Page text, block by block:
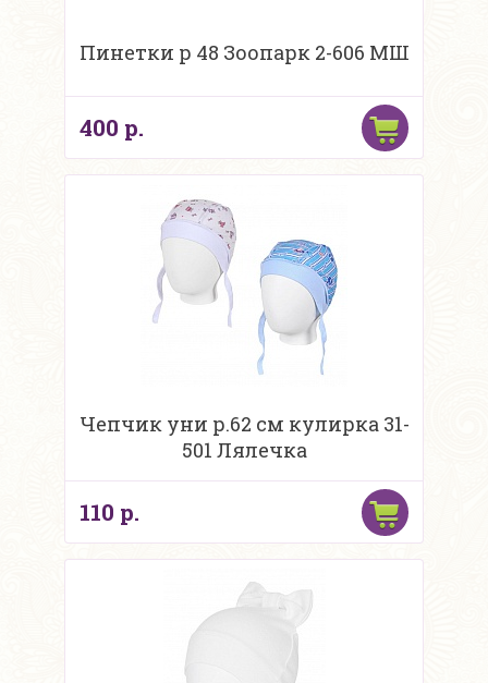
Пинетки р 48 Зоопарк 2-606 МШ
400 р.
Чепчик уни р.62 см кулирка 31-
501 Лялечка
110 р.